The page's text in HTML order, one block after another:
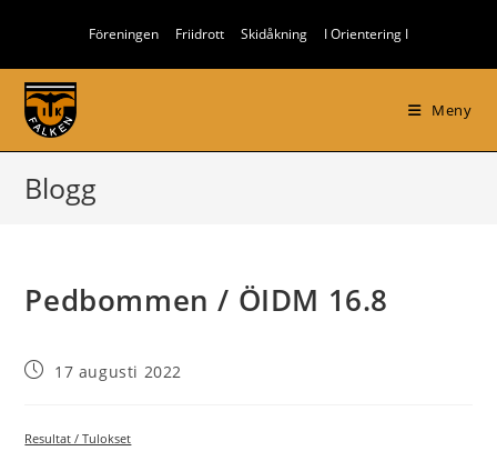
innehållet
Föreningen Friidrott Skidåkning I Orientering I
Meny
Blogg
Pedbommen / ÖIDM 16.8
Inlägget17 augusti 2022
Resultat / Tulokset